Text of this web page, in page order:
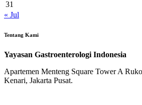
31
« Jul
Tentang Kami
Yayasan Gastroenterologi Indonesia
Apartemen Menteng Square Tower A
Kenari, Jakarta Pusat.